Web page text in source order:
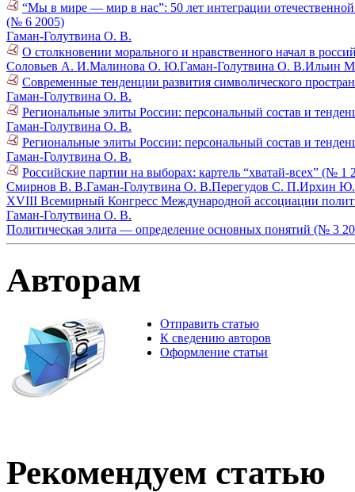
“Мы в мире — мир в нас”: 50 лет интеграции
(№ 6 2005)
Гаман-Голутвина О. В.
О столкновении морального и нравственного начал в
Соловьев А. И.Малинова О. Ю.Гаман-Голутвина О. В.Ильин
Современные тенденции развития символического
Гаман-Голутвина О. В.
Региональные элиты России: персональный состав и
Гаман-Голутвина О. В.
Региональные элиты России: персональный состав и
Гаман-Голутвина О. В.
Российские партии на выборах: картель “хватай-всех” (№ 1
Смирнов В. В.Гаман-Голутвина О. В.Перегудов С. П.Ирхин
XVIII Всемирный Конгресс Международной ассоциации
Гаман-Голутвина О. В.
Политическая элита — определение основных понятий (№ 3
Авторам
Отправить статью
К сведению авторов
Оформление статьи
Рекомендуем статью